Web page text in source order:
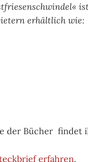
erhältlich wie:
der Bücher findet
erfahren.